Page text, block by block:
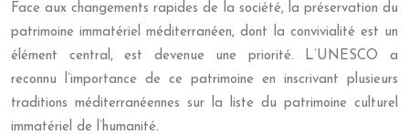
Face aux changements rapides de la société, la préservation du
patrimoine immatériel méditerranéen, dont la convivialité est un
élément central, est devenue une priorité. L’UNESCO a
reconnu l’importance de ce patrimoine en inscrivant plusieurs
traditions méditerranéennes sur la liste du patrimoine culturel
immatériel de l’humanité.